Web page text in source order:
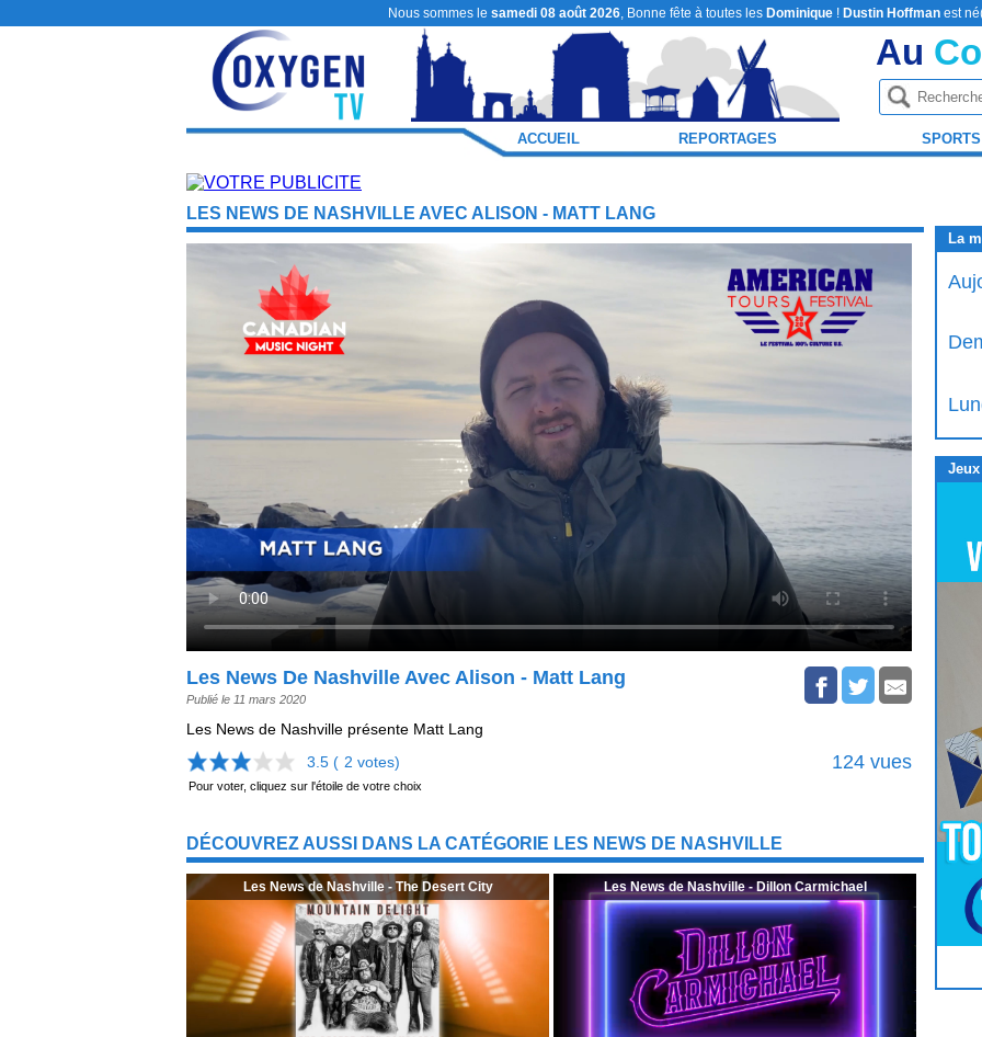
Nous sommes le samedi 08 août 2026, Bonne fête à toutes les Dominique ! Dustin Hoffman est
Au
ACCUEIL REPORTAGES SPORTS
LES NEWS DE NASHVILLE AVEC ALISON - MATT LANG
Les News De Nashville Avec Alison - Matt Lang
Publié le 11 mars 2020
Les News de Nashville présente Matt Lang
3.5 ( 2 votes) 124 vues
Pour voter, cliquez sur l'étoile de votre choix
DÉCOUVREZ AUSSI DANS LA CATÉGORIE LES NEWS DE NASHVILLE
Les News de Nashville - The Desert City Les News de Nashville - Dillon Carmichael
La
Jeux
PourJouer cliquez-ici